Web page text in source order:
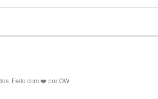
Feito com ❤️ por OW